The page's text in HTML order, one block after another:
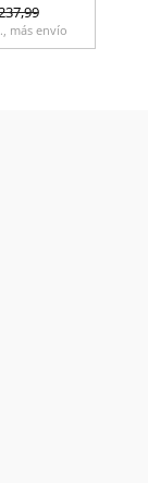
más envío